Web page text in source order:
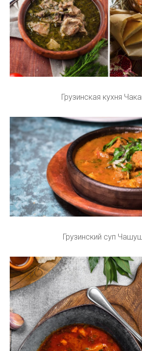
Грузинская кухня
Грузинский суп